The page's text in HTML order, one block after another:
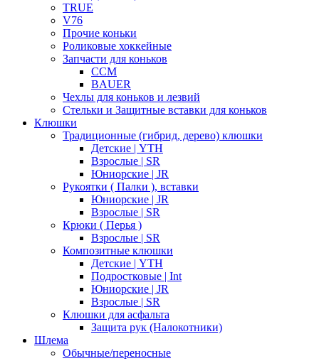
TRUE
V76
Прочие коньки
Роликовые хоккейные
Запчасти для коньков
CCM
BAUER
Чехлы для коньков и лезвий
Стельки и Защитные вставки для коньков
Клюшки
Традиционные (гибрид, дерево) клюшки
Детские | YTH
Взрослые | SR
Юниорские | JR
Рукоятки ( Палки ), вставки
Юниорские | JR
Взрослые | SR
Крюки ( Перья )
Взрослые | SR
Композитные клюшки
Детские | YTH
Подростковые | Int
Юниорские | JR
Взрослые | SR
Клюшки для асфальта
Защита рук (Налокотники)
Шлема
Обычные/переносные